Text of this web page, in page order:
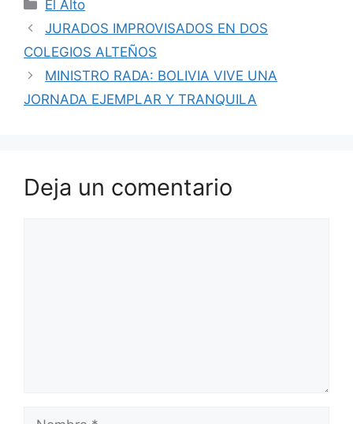
e
b
o
o
s
A
p
p
gr
a
m
e
st
l
p
tir
El Alto
JURADOS IMPROVISADOS EN DOS
COLEGIOS ALTEÑOS
MINISTRO RADA: BOLIVIA VIVE UNA
JORNADA EJEMPLAR Y TRANQUILA
Deja un comentario